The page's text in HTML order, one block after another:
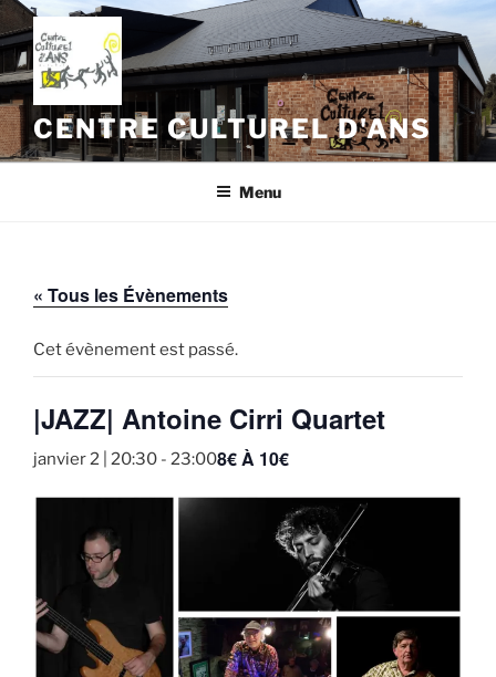
Aller
au
contenu
principal
CENTRE CULTUREL D'ANS
Menu
« Tous les Évènements
Cet évènement est passé.
|JAZZ| Antoine Cirri Quartet
janvier 2 | 20:30 - 23:008€ À 10€